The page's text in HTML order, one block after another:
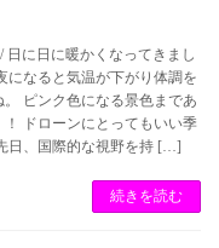
に日に暖かくなってきまし
になると気温が下がり体調を
ピンク色になる景色まであ
！ ドローンにとってもいい季
日、国際的な視野を持 […]
続きを読む